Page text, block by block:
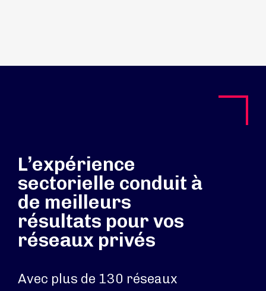
L’expérience
sectorielle conduit à
de meilleurs
résultats pour vos
réseaux privés
Avec plus de 130 réseaux